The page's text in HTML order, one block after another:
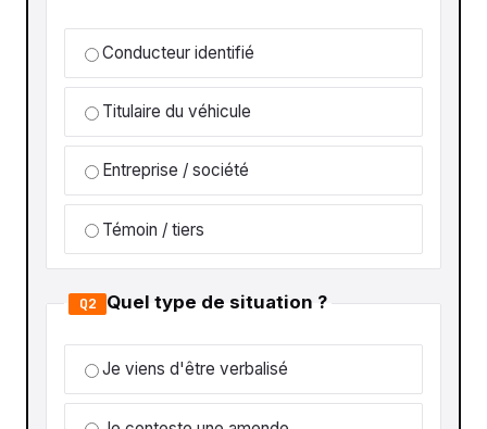
Conducteur identifié
Titulaire du véhicule
Entreprise / société
Témoin / tiers
Q2 Quel type de situation ?
Je viens d'être verbalisé